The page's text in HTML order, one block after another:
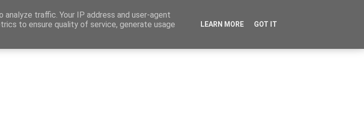
traffic. Your IP address and user-agent
to ensure quality of service, generate usage
LEARN MORE GOT IT